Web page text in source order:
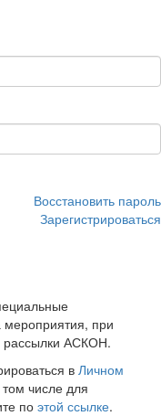
Восстановить пароль
Зарегистрироваться
при
рассылки АСКОН.
в Личном
числе для
по этой ссылке.